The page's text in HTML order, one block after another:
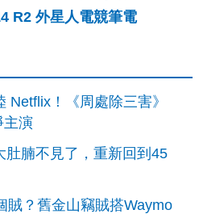
R2 外星人電競筆電
Netflix！《周處除三害》
主演
肚腩不見了，重新回到45
賊？舊金山竊賊搭Waymo